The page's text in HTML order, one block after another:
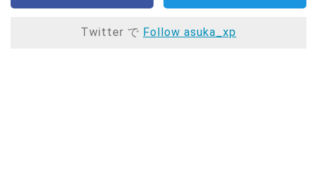
Twitter で Follow asuka_xp